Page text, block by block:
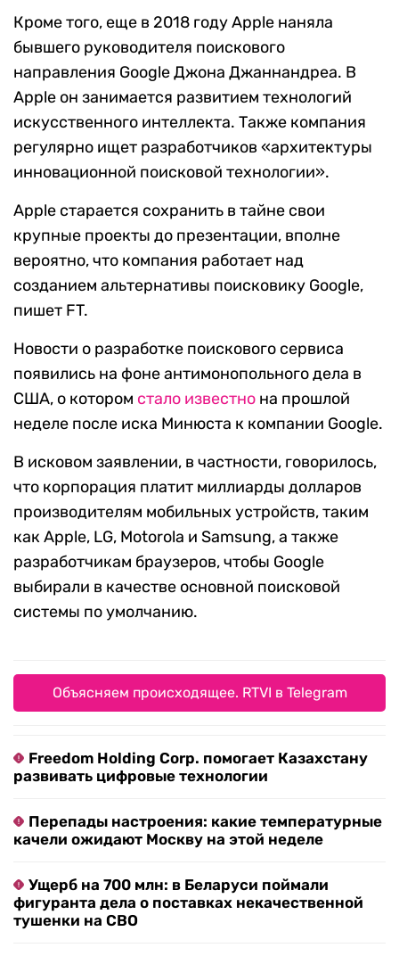
Кроме того, еще в 2018 году Apple наняла
бывшего руководителя поискового
направления Google Джона Джаннандреа. В
Apple он занимается развитием технологий
искусственного интеллекта. Также компания
регулярно ищет разработчиков «архитектуры
инновационной поисковой технологии».
Apple старается сохранить в тайне свои
крупные проекты до презентации, вполне
вероятно, что компания работает над
созданием альтернативы поисковику Google,
пишет FT.
Новости о разработке поискового сервиса
появились на фоне антимонопольного дела в
США, о котором стало известно на прошлой
неделе после иска Минюста к компании Google.
В исковом заявлении, в частности, говорилось,
что корпорация платит миллиарды долларов
производителям мобильных устройств, таким
как Apple, LG, Motorola и Samsung, а также
разработчикам браузеров, чтобы Google
выбирали в качестве основной поисковой
системы по умолчанию.
Объясняем происходящее. RTVI в Telegram
Freedom Holding Corp. помогает Казахстану
развивать цифровые технологии
Перепады настроения: какие температурные
качели ожидают Москву на этой неделе
Ущерб на 700 млн: в Беларуси поймали
фигуранта дела о поставках некачественной
тушенки на СВО